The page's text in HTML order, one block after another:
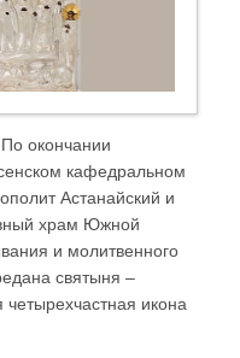
окончании
кафедральном
Астанайский и
храм Южной
и молитвенного
святыня –
четырехчастная икона